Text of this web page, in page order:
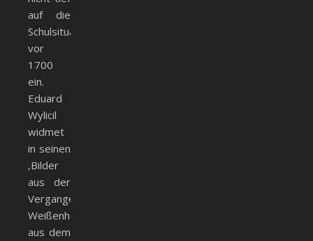
auf die
Schulsituation
vor
1700
ein.
Eduard
Wylicil
widmet
in seinen
‚Bilder
aus der
Vergangenheit
Weißenhorns‘
aus dem